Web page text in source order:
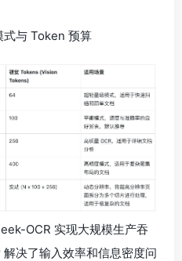
与 Token 预算
OCR 实现大规模生产吞
决了输入效率和信息密度问